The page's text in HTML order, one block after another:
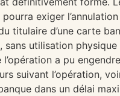
exiger
titulaire d’une carte
utilisation
a pu
suivant l’opération,
dans un délai